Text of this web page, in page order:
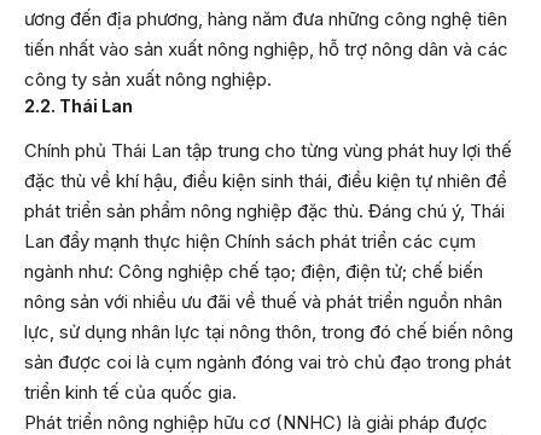
ương đến địa phương, hàng năm đưa những công nghệ tiên
tiến nhất vào sản xuất nông nghiệp, hỗ trợ nông dân và các
công ty sản xuất nông nghiệp.
2.2. Thái Lan
Chính phủ Thái Lan tập trung cho từng vùng phát huy lợi thế
đặc thù về khí hậu, điều kiện sinh thái, điều kiện tự nhiên để
phát triển sản phẩm nông nghiệp đặc thù. Đáng chú ý, Thái
Lan đẩy mạnh thực hiện Chính sách phát triển các cụm
ngành như: Công nghiệp chế tạo; điện, điện tử; chế biến
nông sản với nhiều ưu đãi về thuế và phát triển nguồn nhân
lực, sử dụng nhân lực tại nông thôn, trong đó chế biến nông
sản được coi là cụm ngành đóng vai trò chủ đạo trong phát
triển kinh tế của quốc gia.
Phát triển nông nghiệp hữu cơ (NNHC) là giải pháp được